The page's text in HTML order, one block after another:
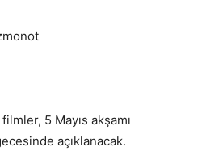
5 Mayıs akşamı
açıklanacak.